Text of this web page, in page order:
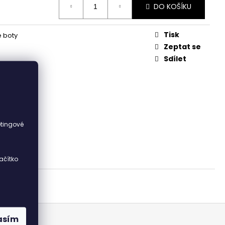
DO KOŠÍKU
boty
Tisk
Zeptat se
Sdílet